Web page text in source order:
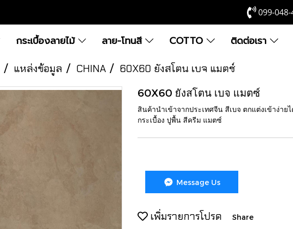
099-
กระเบื้องลายไม้ ลาย-โทนสี COTTO ติดต่อเรา
แหล่งข้อมูล CHINA 60X60 ยังสโตน เบจ แมตซ์
60X60 ยังสโตน เบจ แมตซ์
สินค้านำเข้าจากประเทศจีน สีเบจ ตกแต่งเข้าง่า
กระเบื้อง ปูพื้น สีครีม แมตซ์
Message Us
เพิ่มรายการโปรด Share